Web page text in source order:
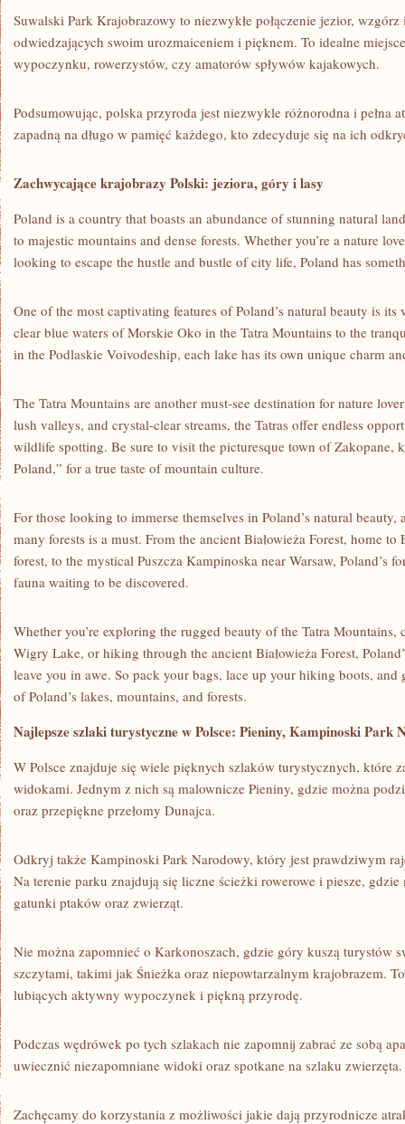
Suwalski⁢ Park Krajobrazowy to niezwykłe połączenie ‌jezior,
odwiedzających swoim urozmaiceniem i⁣ pięknem. To idealne⁣
⁣wypoczynku, rowerzystów, czy amatorów spływów kajakowych.
Podsumowując, polska przyroda⁢ jest niezwykle różnorodna i⁢ pełna
zapadną na długo w pamięć każdego, kto zdecyduje się na ich‍
Zachwycające krajobrazy Polski: jeziora, góry i lasy
Poland is a country ⁤that boasts an abundance of stunning ⁣natural
to majestic mountains and ​dense forests. Whether⁣ you’re a ‌nature‌
looking to escape the hustle and bustle ​of ‍city⁣ life, Poland has
One ⁣of the most captivating features⁢ of Poland’s ‍natural⁢ beauty ​is⁢ its
clear blue⁢ waters of‌ Morskie Oko in the Tatra Mountains to the
in the ⁣Podlaskie Voivodeship, ‍each lake has ‌its⁣ own unique charm
The Tatra Mountains are ‍another must-see destination for nature
lush valleys, ‍and crystal-clear streams,‌ the Tatras offer endless‌
wildlife⁢ spotting. Be ⁣sure to visit the⁤ picturesque town of ​Zakopane,⁢
Poland,” for ⁢a true taste⁣ of‍ mountain​ culture.
For those⁢ looking to immerse ⁤themselves in Poland’s natural
many forests is a‌ must.⁣ From the ancient Białowieża Forest, home
⁣forest, ⁤to the mystical Puszcza Kampinoska near‍ Warsaw, Poland’s
fauna waiting‌ to be discovered.
Whether you’re exploring ​the⁣ rugged beauty of⁤ the Tatra ⁣Mountains,
Wigry Lake, or hiking through ⁣the ancient Białowieża⁤ Forest,
leave you ⁢in awe. So pack​ your bags, lace⁣ up‍ your hiking​ boots, and
‌of Poland’s lakes, mountains, and forests.
Najlepsze szlaki turystyczne w Polsce: ‍Pieniny, Kampinoski Park
W ⁢Polsce ⁣znajduje się wiele⁢ pięknych szlaków⁢ turystycznych, które
widokami. Jednym z ⁢nich są ‍malownicze Pieniny, gdzie można
oraz przepiękne‌ przełomy ‌Dunajca.
Odkryj także Kampinoski Park Narodowy, ‍który jest prawdziwym
⁤Na terenie⁣ parku znajdują‌ się liczne ścieżki rowerowe‍ i ⁣piesze,
‍gatunki ptaków oraz zwierząt.
Nie można zapomnieć o‌ Karkonoszach, gdzie góry ⁣kuszą turystów
szczytami, ⁤takimi jak‍ Śnieżka oraz niepowtarzalnym krajobrazem.
lubiących⁣ aktywny wypoczynek⁢ i⁣ piękną przyrodę.
Podczas wędrówek ‌po​ tych⁤ szlakach nie zapomnij⁤ zabrać ze sobą
uwiecznić niezapomniane ​widoki⁤ oraz spotkane na szlaku‍ zwierzęta.
Zachęcamy do korzystania‌ z możliwości⁤ jakie​ dają⁤ przyrodnicze